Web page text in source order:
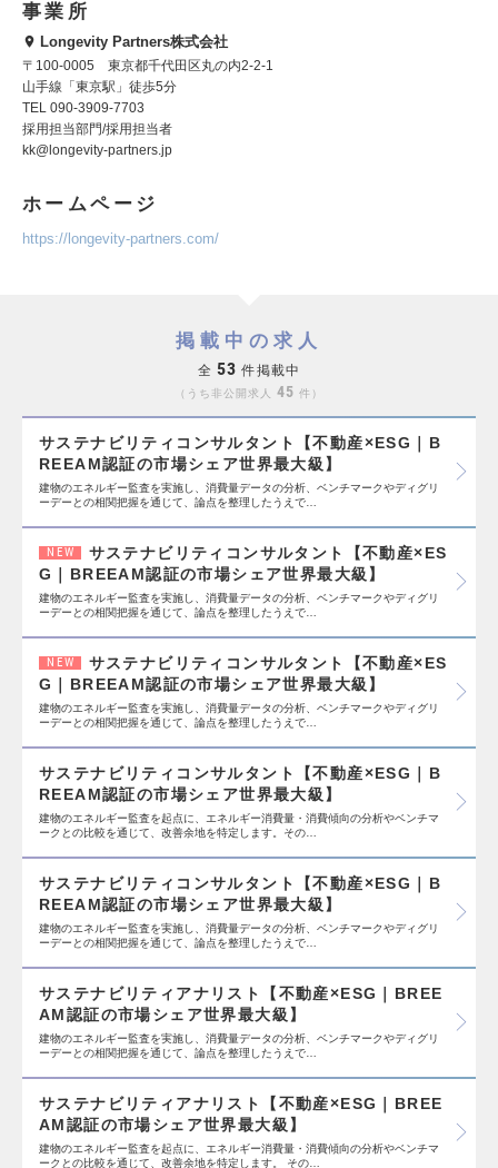
事業所
Longevity Partners株式会社
〒100-0005 東京都千代田区丸の内2-2-1
山手線「東京駅」徒歩5分
TEL 090-3909-7703
採用担当部門/採用担当者
kk@longevity-partners.jp
ホームページ
https://longevity-partners.com/
掲載中の求人
全 53 件掲載中
うち非公開求人 45 件
サステナビリティコンサルタント【不動産×ESG｜B
REEAM認証の市場シェア世界最大級】
建物のエネルギー監査を実施し、消費量データの分析、ベンチマークやディグリ
ーデーとの相関把握を通じて、論点を整理したうえで…
NEW
サステナビリティコンサルタント【不動産×ES
G｜BREEAM認証の市場シェア世界最大級】
建物のエネルギー監査を実施し、消費量データの分析、ベンチマークやディグリ
ーデーとの相関把握を通じて、論点を整理したうえで…
NEW
サステナビリティコンサルタント【不動産×ES
G｜BREEAM認証の市場シェア世界最大級】
建物のエネルギー監査を実施し、消費量データの分析、ベンチマークやディグリ
ーデーとの相関把握を通じて、論点を整理したうえで…
サステナビリティコンサルタント【不動産×ESG｜B
REEAM認証の市場シェア世界最大級】
建物のエネルギー監査を起点に、エネルギー消費量・消費傾向の分析やベンチマ
ークとの比較を通じて、改善余地を特定します。その…
サステナビリティコンサルタント【不動産×ESG｜B
REEAM認証の市場シェア世界最大級】
建物のエネルギー監査を実施し、消費量データの分析、ベンチマークやディグリ
ーデーとの相関把握を通じて、論点を整理したうえで…
サステナビリティアナリスト【不動産×ESG｜BREE
AM認証の市場シェア世界最大級】
建物のエネルギー監査を実施し、消費量データの分析、ベンチマークやディグリ
ーデーとの相関把握を通じて、論点を整理したうえで…
サステナビリティアナリスト【不動産×ESG｜BREE
AM認証の市場シェア世界最大級】
建物のエネルギー監査を起点に、エネルギー消費量・消費傾向の分析やベンチマ
ークとの比較を通じて、改善余地を特定します。 その…